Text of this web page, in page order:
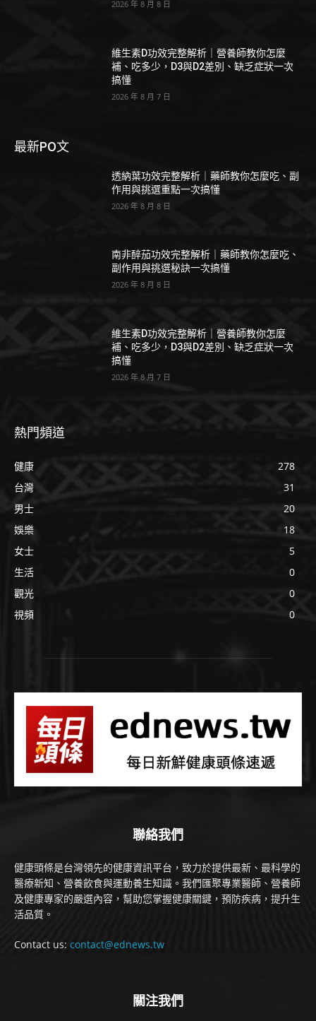
2026 年 8 月 8 日
維生素D功效完整解析｜營養師教你怎麼
補、吃多少，D3與D2差別、缺乏症狀一次
搞懂
2026 年 8 月 7 日
最新PO文
透納葉功效完整解析｜藥師教你怎麼吃、副
作用與挑選重點一次搞懂
2026 年 8 月 8 日
南非醉茄功效完整解析｜藥師教你怎麼吃、
副作用與挑選秘訣一次搞懂
2026 年 8 月 8 日
維生素D功效完整解析｜營養師教你怎麼
補、吃多少，D3與D2差別、缺乏症狀一次
搞懂
2026 年 8 月 7 日
熱門頻道
健康
278
台灣
31
男士
20
娛樂
18
女士
5
生活
0
觀光
0
視頻
0
聯絡我們
健康頭條是台灣領先的健康資訊平台，致力於提供最新、最科學的
醫療新知、營養飲食與運動養生知識。我們匯聚專業醫師、營養師
及健康專家的嚴選內容，幫助您掌握健康關鍵，預防疾病，提升生
活品質。
Contact us: contact@ednews.tw
關注我們